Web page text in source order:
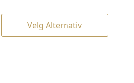
kr 995,00.
kr 599,00.
Velg Alternativ
Dette
produktet
har